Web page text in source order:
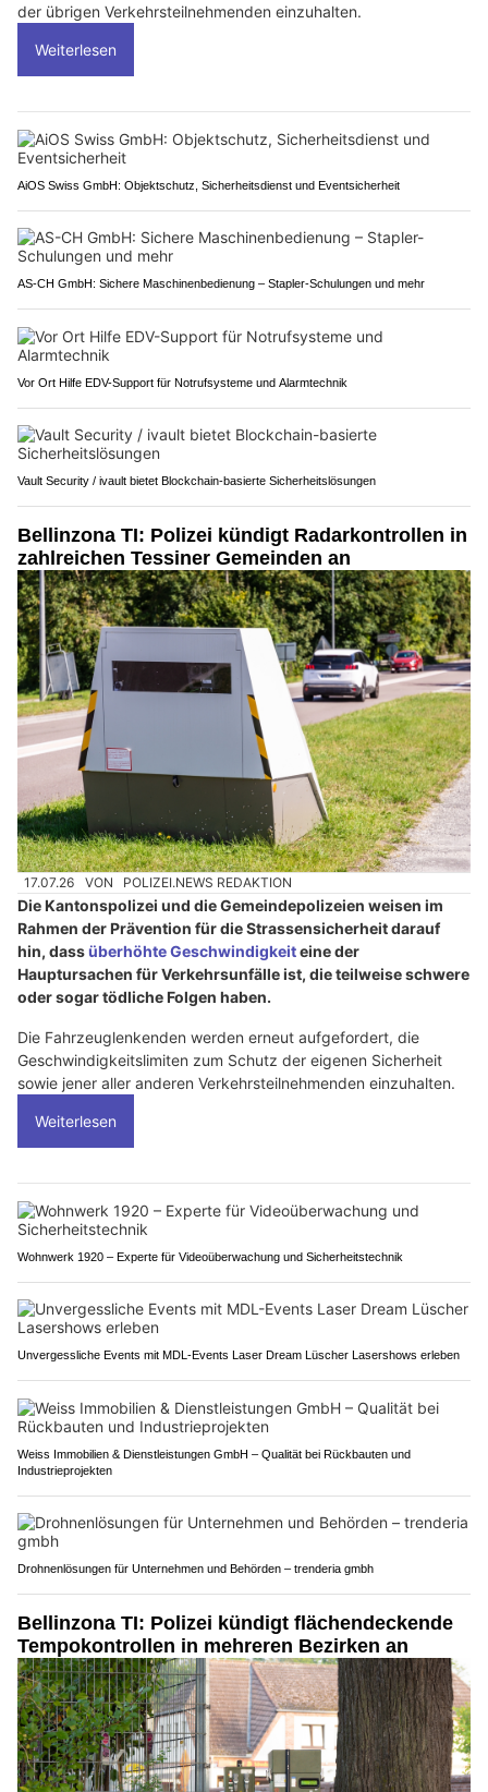
der übrigen Verkehrsteilnehmenden einzuhalten.
Weiterlesen
AiOS Swiss GmbH: Objektschutz, Sicherheitsdienst und Eventsicherheit
AS-CH GmbH: Sichere Maschinenbedienung – Stapler-Schulungen und mehr
Vor Ort Hilfe EDV-Support für Notrufsysteme und Alarmtechnik
Vault Security / ivault bietet Blockchain-basierte Sicherheitslösungen
Bellinzona TI: Polizei kündigt Radarkontrollen in
zahlreichen Tessiner Gemeinden an
17.07.26 VON POLIZEI.NEWS REDAKTION
Die Kantonspolizei und die Gemeindepolizeien weisen im
Rahmen der Prävention für die Strassensicherheit darauf
hin, dassüberhöhte Geschwindigkeiteine der
Hauptursachen für Verkehrsunfälle ist, die teilweise schwere
oder sogar tödliche Folgen haben.
Die Fahrzeuglenkenden werden erneut aufgefordert, die
Geschwindigkeitslimiten zum Schutz der eigenen Sicherheit
sowie jener aller anderen Verkehrsteilnehmenden einzuhalten.
Weiterlesen
Wohnwerk 1920 – Experte für Videoüberwachung und Sicherheitstechnik
Unvergessliche Events mit MDL-Events Laser Dream Lüscher Lasershows erleben
Weiss Immobilien & Dienstleistungen GmbH – Qualität bei Rückbauten und
Industrieprojekten
Drohnenlösungen für Unternehmen und Behörden – trenderia gmbh
Bellinzona TI: Polizei kündigt flächendeckende
Tempokontrollen in mehreren Bezirken an